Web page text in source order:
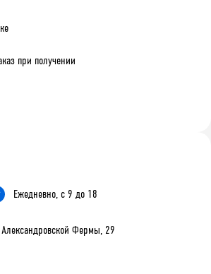
при получении
Ежедневно, с 9 до 18
Александровской Фермы, 29